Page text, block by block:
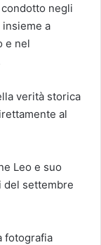
negli
a
e nel
verità storica
al
Leo e suo
del settembre
fotografia